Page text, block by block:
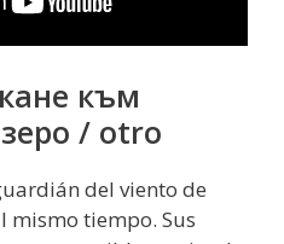
към
/ otro
del viento de
mismo tiempo. Sus